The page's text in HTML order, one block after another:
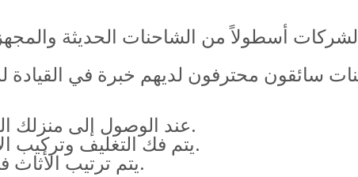
أسطولاً من الشاحنات الحديثة
عند الوصول إلى منزلك الجديد في الدمام، يقوم فريق العمل بتفريغ الأثاث بعناية.
يتم فك التغليف وتركيب الأثاث الذي تم تفكيكه في خميس مشيط وفقاً لتوجيهاتك.
يتم ترتيب الأثاث في الأماكن المخصصة داخل منزلك الجديد حسب رغبتك.